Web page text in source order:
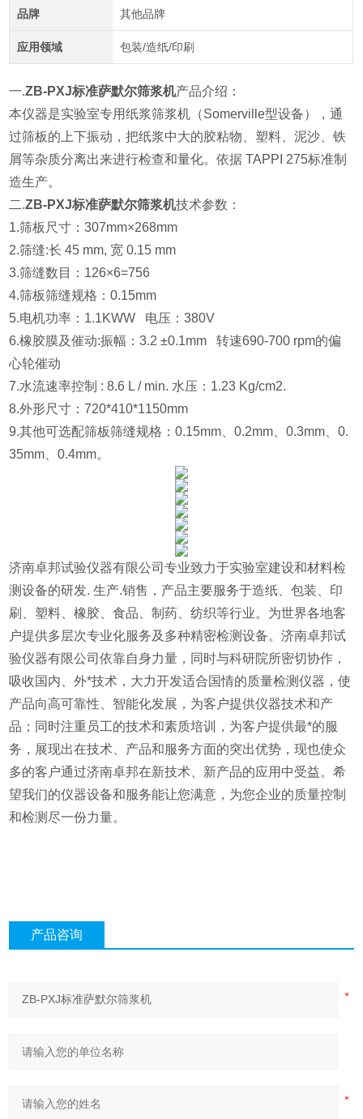
品牌 其他品牌
应用领域 包装/造纸/印刷
一.ZB-PXJ标准萨默尔筛浆机产品介绍：
本仪器是实验室专用纸浆筛浆机（Somerville型设备），通
过筛板的上下振动，把纸浆中大的胶粘物、塑料、泥沙、铁
屑等杂质分离出来进行检查和量化。依据 TAPPI 275标准制
造生产。
二.ZB-PXJ标准萨默尔筛浆机技术参数：
1.筛板尺寸：307mm×268mm
2.筛缝:长 45 mm, 宽 0.15 mm
3.筛缝数目：126×6=756
4.筛板筛缝规格：0.15mm
5.电机功率：1.1KWW 电压：380V
6.橡胶膜及催动:振幅：3.2 ±0.1mm 转速690-700 rpm的偏
心轮催动
7.水流速率控制 : 8.6 L / min. 水压：1.23 Kg/cm2.
8.外形尺寸：720*410*1150mm
9.其他可选配筛板筛缝规格：0.15mm、0.2mm、0.3mm、0.
35mm、0.4mm。
济南卓邦试验仪器有限公司专业致力于实验室建设和材料检
测设备的研发. 生产.销售，产品主要服务于造纸、包装、印
刷、塑料、橡胶、食品、制药、纺织等行业。为世界各地客
户提供多层次专业化服务及多种精密检测设备。济南卓邦试
验仪器有限公司依靠自身力量，同时与科研院所密切协作，
吸收国内、外*技术，大力开发适合国情的质量检测仪器，使
产品向高可靠性、智能化发展，为客户提供仪器技术和产
品；同时注重员工的技术和素质培训，为客户提供最*的服
务，展现出在技术、产品和服务方面的突出优势，现也使众
多的客户通过济南卓邦在新技术、新产品的应用中受益。希
望我们的仪器设备和服务能让您满意，为您企业的质量控制
和检测尽一份力量。
产品咨询